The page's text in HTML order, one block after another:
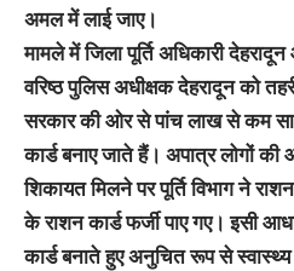
अमल में लाई जाए।
मामले में जिला पूर्ति अधिकारी
वरिष्ठ पुलिस अधीक्षक देहरादून को
सरकार की ओर से पांच लाख से कम
कार्ड बनाए जाते हैं। अपात्र लोगों
शिकायत मिलने पर पूर्ति विभाग ने
के राशन कार्ड फर्जी पाए गए। इसी
कार्ड बनाते हुए अनुचित रूप से